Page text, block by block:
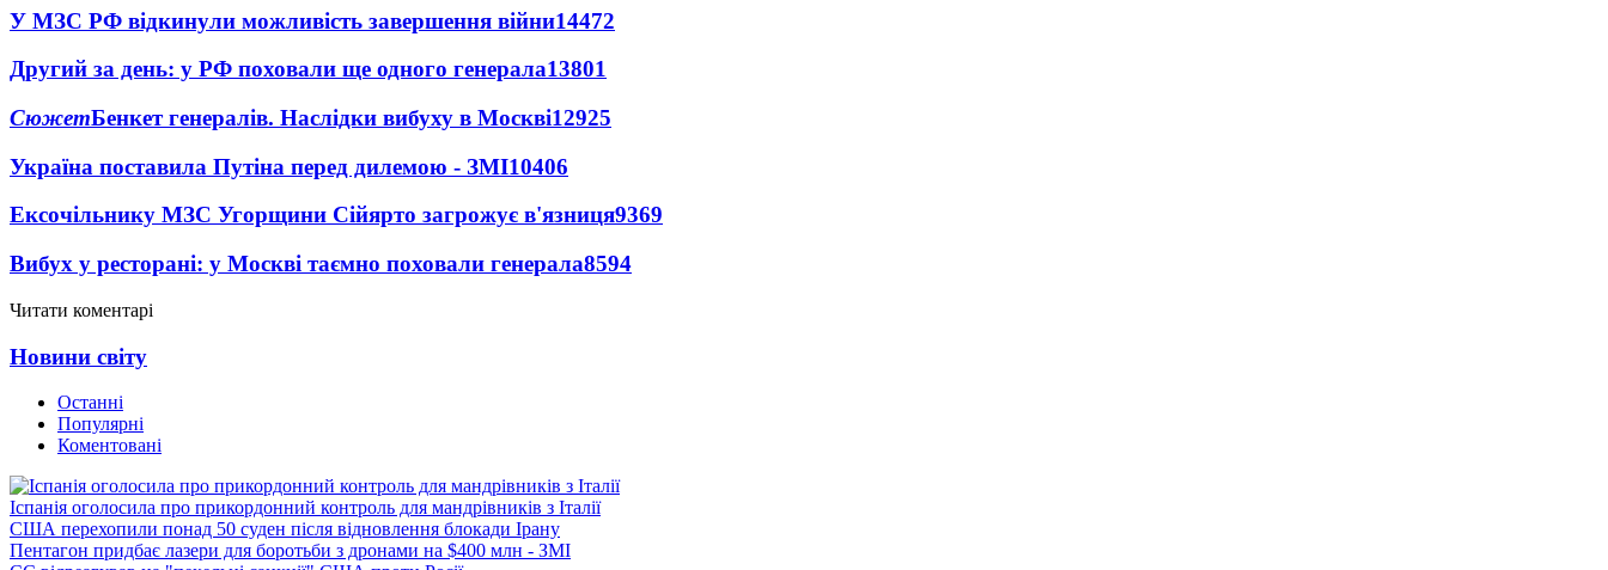
У МЗС РФ відкинули можливість завершення війни14472
Другий за день: у РФ поховали ще одного генерала13801
СюжетБенкет генералів. Наслідки вибуху в Москві12925
Україна поставила Путіна перед дилемою - ЗМІ10406
Ексочільнику МЗС Угорщини Сійярто загрожує в'язниця9369
Вибух у ресторані: у Москві таємно поховали генерала8594
Читати коментарі
Новини світу
Останні
Популярні
Коментовані
Іспанія оголосила про прикордонний контроль для мандрівників з Італії
США перехопили понад 50 суден після відновлення блокади Ірану
Пентагон придбає лазери для боротьби з дронами на $400 млн - ЗМІ